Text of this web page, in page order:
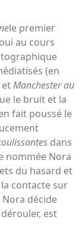
le premier
au cours
(en
etManchester au
le bruit et la
fait poussé le
dans
nommée Nora
du hasard et
contacte sur
Nora décide
est